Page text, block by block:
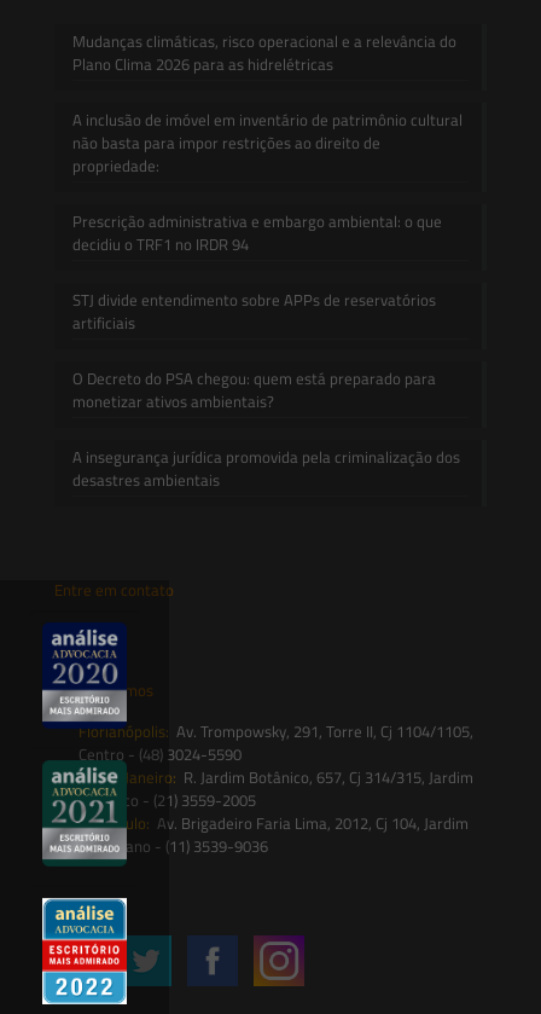
Mudanças climáticas, risco operacional e a relevância do
Plano Clima 2026 para as hidrelétricas
A inclusão de imóvel em inventário de patrimônio cultural
não basta para impor restrições ao direito de
propriedade:
Prescrição administrativa e embargo ambiental: o que
decidiu o TRF1 no IRDR 94
STJ divide entendimento sobre APPs de reservatórios
artificiais
O Decreto do PSA chegou: quem está preparado para
monetizar ativos ambientais?
A insegurança jurídica promovida pela criminalização dos
desastres ambientais
Entre em contato
contato@saesadvogados.com.br
Onde estamos
Florianópolis: Av. Trompowsky, 291, Torre II, Cj 1104/1105,
Centro - (48) 3024-5590
Rio de Janeiro: R. Jardim Botânico, 657, Cj 314/315, Jardim
Botânico - (21) 3559-2005
São Paulo: Av. Brigadeiro Faria Lima, 2012, Cj 104, Jardim
Paulistano - (11) 3539-9036
Siga-nos